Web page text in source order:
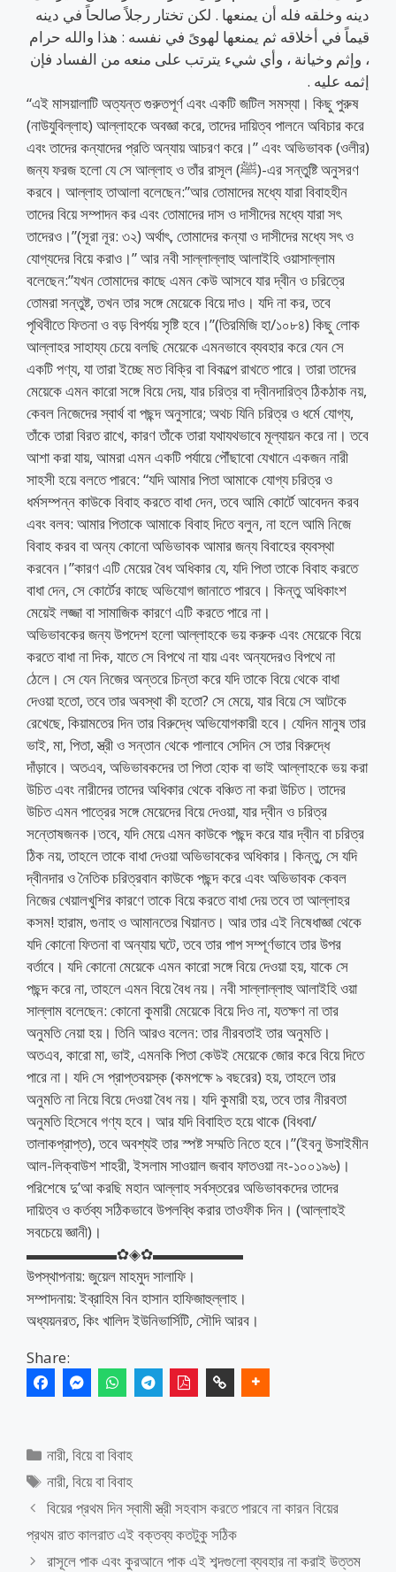
دينه وخلقه فله أن يمنعها . لكن تختار رجلاً صالحاً في دينه
قيماً في أخلاقه ثم يمنعها لهوىً في نفسه : هذا والله حرام
، وإثم وخيانة ، وأي شيء يترتب على منعه من الفساد فإن
إثمه عليه .
“এই মাসয়ালাটি অত্যন্ত গুরুতপূর্ণ এবং একটি জটিল সমস্যা। কিছু পুরুষ
(নাউযুবিল্লাহ) আল্লাহকে অবজ্ঞা করে, তাদের দায়িত্ব পালনে অবিচার করে
এবং তাদের কন্যাদের প্রতি অন্যায় আচরণ করে।” এবং অভিভাবক (ওলীর)
জন্য ফরজ হলো যে সে আল্লাহ ও তাঁর রাসূল (ﷺ)-এর সন্তুষ্টি অনুসরণ
করবে। আল্লাহ তাআলা বলেছেন:”আর তোমাদের মধ্যে যারা বিবাহহীন
তাদের বিয়ে সম্পাদন কর এবং তোমাদের দাস ও দাসীদের মধ্যে যারা সৎ
তাদেরও।”(সূরা নূর: ৩২) অর্থাৎ, তোমাদের কন্যা ও দাসীদের মধ্যে সৎ ও
যোগ্যদের বিয়ে করাও।” আর নবী সাল্লাল্লাহু আলাইহি ওয়াসাল্লাম
বলেছেন:”যখন তোমাদের কাছে এমন কেউ আসবে যার দ্বীন ও চরিত্রে
তোমরা সন্তুষ্ট, তখন তার সঙ্গে মেয়েকে বিয়ে দাও। যদি না কর, তবে
পৃথিবীতে ফিতনা ও বড় বিপর্যয় সৃষ্টি হবে।”(তিরমিজি হা/১০৮৪) কিছু লোক
আল্লাহর সাহায্য চেয়ে বলছি মেয়েকে এমনভাবে ব্যবহার করে যেন সে
একটি পণ্য, যা তারা ইচ্ছে মত বিক্রি বা বিকল্পে রাখতে পারে। তারা তাদের
মেয়েকে এমন কারো সঙ্গে বিয়ে দেয়, যার চরিত্র বা দ্বীনদারিত্ব ঠিকঠাক নয়,
কেবল নিজেদের স্বার্থ বা পছন্দ অনুসারে; অথচ যিনি চরিত্র ও ধর্মে যোগ্য,
তাঁকে তারা বিরত রাখে, কারণ তাঁকে তারা যথাযথভাবে মূল্যায়ন করে না। তবে
আশা করা যায়, আমরা এমন একটি পর্যায়ে পৌঁছাবো যেখানে একজন নারী
সাহসী হয়ে বলতে পারবে: “যদি আমার পিতা আমাকে যোগ্য চরিত্র ও
ধর্মসম্পন্ন কাউকে বিবাহ করতে বাধা দেন, তবে আমি কোর্টে আবেদন করব
এবং বলব: আমার পিতাকে আমাকে বিবাহ দিতে বলুন, না হলে আমি নিজে
বিবাহ করব বা অন্য কোনো অভিভাবক আমার জন্য বিবাহের ব্যবস্থা
করবেন।”কারণ এটি মেয়ের বৈধ অধিকার যে, যদি পিতা তাকে বিবাহ করতে
বাধা দেন, সে কোর্টের কাছে অভিযোগ জানাতে পারবে। কিন্তু অধিকাংশ
মেয়েই লজ্জা বা সামাজিক কারণে এটি করতে পারে না।
অভিভাবকের জন্য উপদেশ হলো আল্লাহকে ভয় করুক এবং মেয়েকে বিয়ে
করতে বাধা না দিক, যাতে সে বিপথে না যায় এবং অন্যদেরও বিপথে না
ঠেলে। সে যেন নিজের অন্তরে চিন্তা করে যদি তাকে বিয়ে থেকে বাধা
দেওয়া হতো, তবে তার অবস্থা কী হতো? সে মেয়ে, যার বিয়ে সে আটকে
রেখেছে, কিয়ামতের দিন তার বিরুদ্ধে অভিযোগকারী হবে। যেদিন মানুষ তার
ভাই, মা, পিতা, স্ত্রী ও সন্তান থেকে পালাবে সেদিন সে তার বিরুদ্ধে
দাঁড়াবে। অতএব, অভিভাবকদের তা পিতা হোক বা ভাই আল্লাহকে ভয় করা
উচিত এবং নারীদের তাদের অধিকার থেকে বঞ্চিত না করা উচিত। তাদের
উচিত এমন পাত্রের সঙ্গে মেয়েদের বিয়ে দেওয়া, যার দ্বীন ও চরিত্র
সন্তোষজনক।তবে, যদি মেয়ে এমন কাউকে পছন্দ করে যার দ্বীন বা চরিত্র
ঠিক নয়, তাহলে তাকে বাধা দেওয়া অভিভাবকের অধিকার। কিন্তু, সে যদি
দ্বীনদার ও নৈতিক চরিত্রবান কাউকে পছন্দ করে এবং অভিভাবক কেবল
নিজের খেয়ালখুশির কারণে তাকে বিয়ে করতে বাধা দেয় তবে তা আল্লাহর
কসম! হারাম, গুনাহ ও আমানতের খিয়ানত। আর তার এই নিষেধাজ্ঞা থেকে
যদি কোনো ফিতনা বা অন্যায় ঘটে, তবে তার পাপ সম্পূর্ণভাবে তার উপর
বর্তাবে। যদি কোনো মেয়েকে এমন কারো সঙ্গে বিয়ে দেওয়া হয়, যাকে সে
পছন্দ করে না, তাহলে এমন বিয়ে বৈধ নয়। নবী সাল্লাল্লাহু আলাইহি ওয়া
সাল্লাম বলেছেন: কোনো কুমারী মেয়েকে বিয়ে দিও না, যতক্ষণ না তার
অনুমতি নেয়া হয়। তিনি আরও বলেন: তার নীরবতাই তার অনুমতি।
অতএব, কারো মা, ভাই, এমনকি পিতা কেউই মেয়েকে জোর করে বিয়ে দিতে
পারে না। যদি সে প্রাপ্তবয়স্ক (কমপক্ষে ৯ বছরের) হয়, তাহলে তার
অনুমতি না নিয়ে বিয়ে দেওয়া বৈধ নয়। যদি কুমারী হয়, তবে তার নীরবতা
অনুমতি হিসেবে গণ্য হবে। আর যদি বিবাহিত হয়ে থাকে (বিধবা/
তালাকপ্রাপ্ত), তবে অবশ্যই তার স্পষ্ট সম্মতি নিতে হবে।”(ইবনু উসাইমীন
আল-লিক্বাউশ শাহরী, ইসলাম সাওয়াল জবাব ফাতওয়া নং-১০০১৯৬)।
পরিশেষে দু’আ করছি মহান আল্লাহ সর্বস্তরের অভিভাবকদের তাদের
দায়িত্ব ও কর্তব্য সঠিকভাবে উপলব্ধি করার তাওফীক দিন। (আল্লাহই
সবচেয়ে জ্ঞানী)।
▬▬▬▬▬▬✿◈✿▬▬▬▬▬▬
উপস্থাপনায়: জুয়েল মাহমুদ সালাফি।
সম্পাদনায়: ইব্রাহিম বিন হাসান হাফিজাহুল্লাহ।
অধ্যয়নরত, কিং খালিদ ইউনিভার্সিটি, সৌদি আরব।
Share:
Categories
নারী,বিয়ে বা বিবাহ
Tags
নারী,বিয়ে বা বিবাহ
বিয়ের প্রথম দিন স্বামী স্ত্রী সহবাস করতে পারবে না কারন বিয়ের
প্রথম রাত কালরাত এই বক্তব্য কতটুকু সঠিক
রাসূলে পাক এবং কুরআনে পাক এই শব্দগুলো ব্যবহার না করাই উত্তম